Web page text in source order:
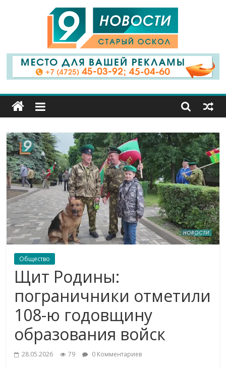
9
Канал
Старый
Оскол
Общество
Щит Родины:
пограничники отметили
108-ю годовщину
образования войск
28.05.2026 79 0 Комментариев